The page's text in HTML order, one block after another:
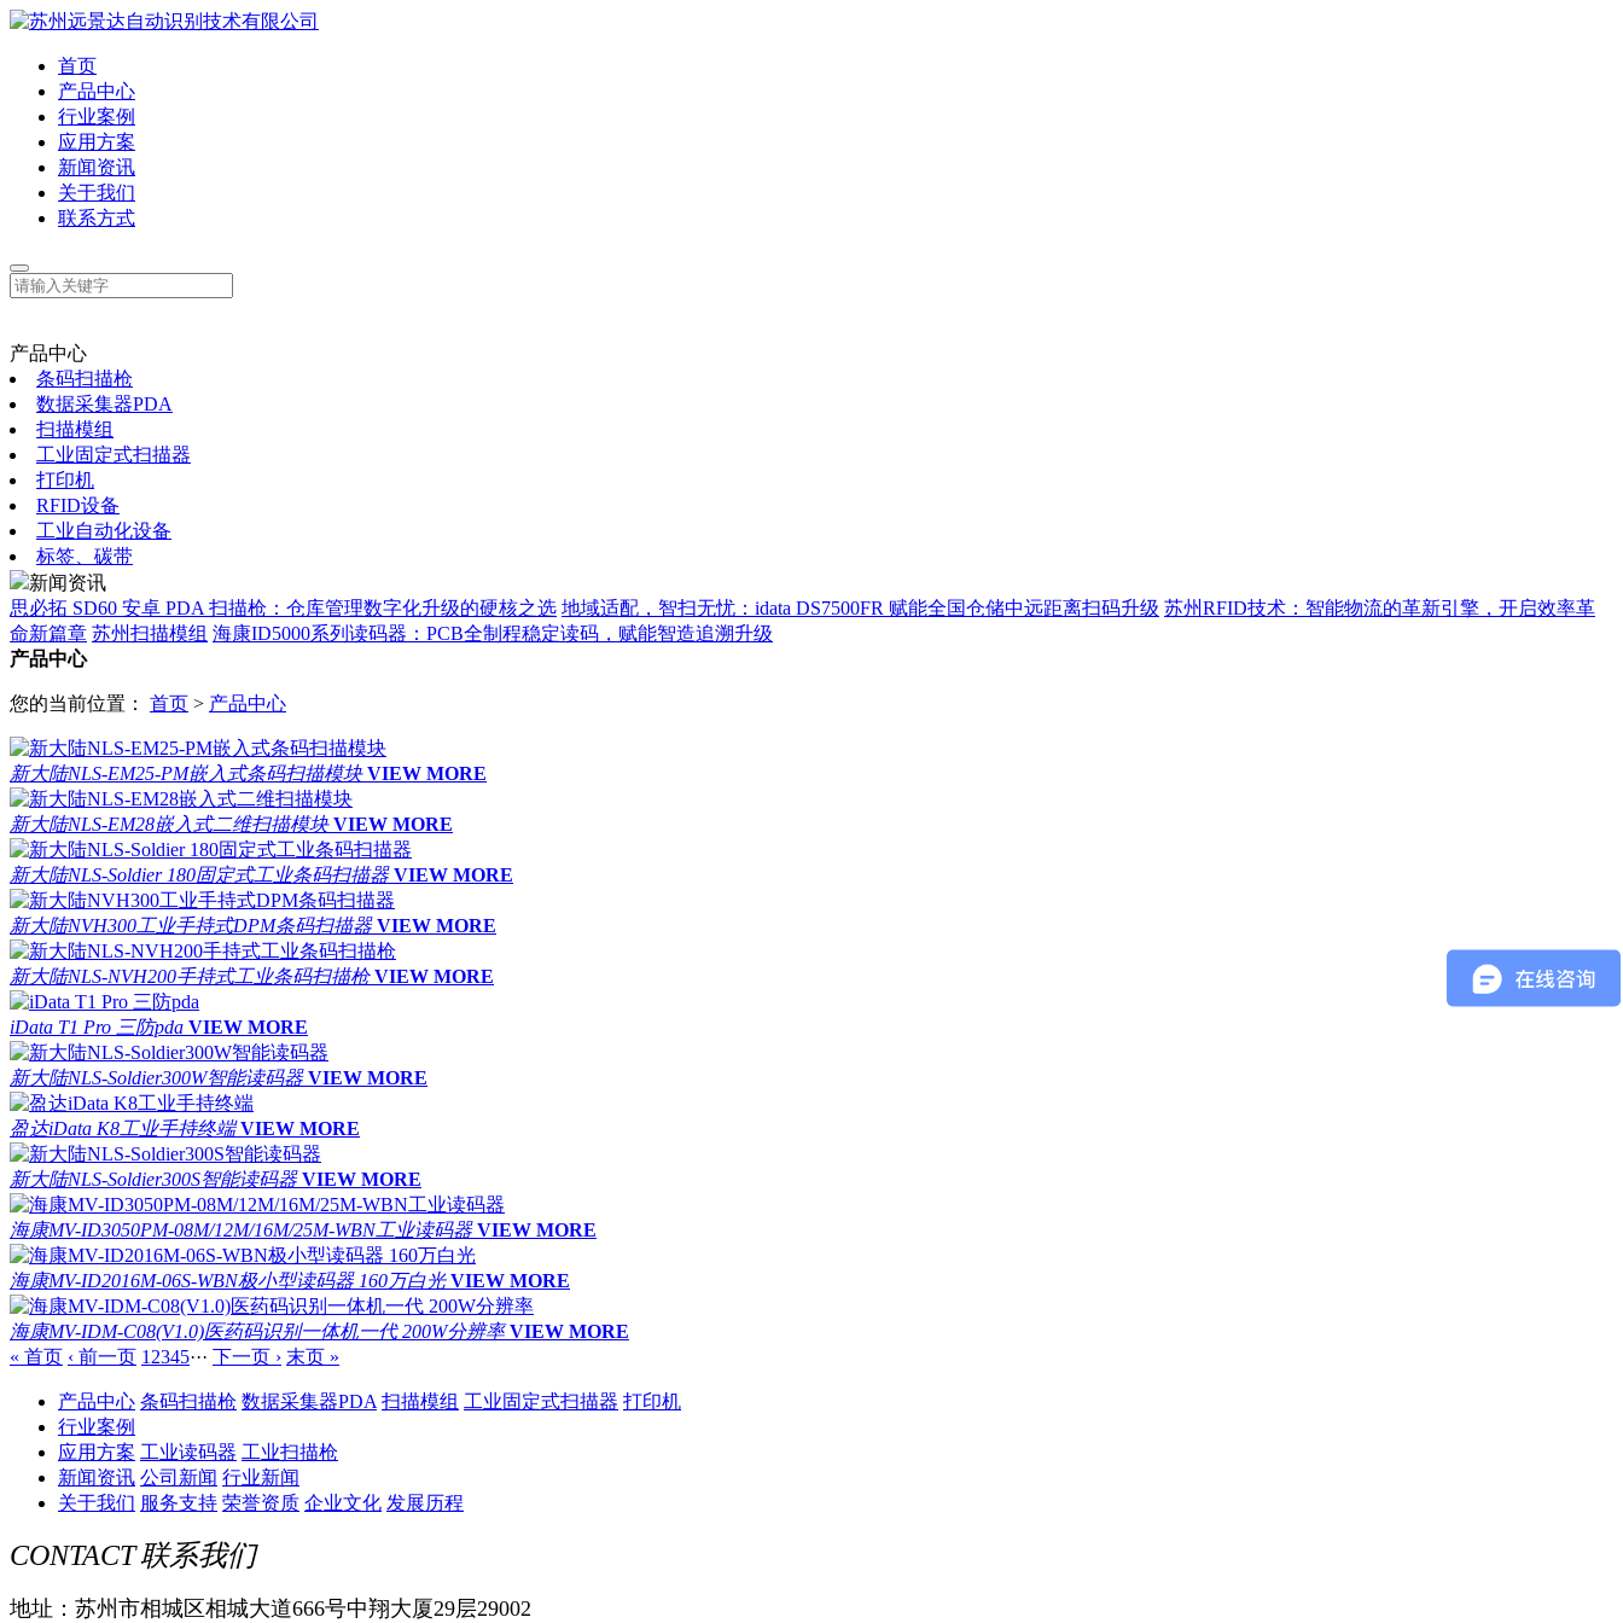
首页
产品中心
行业案例
应用方案
新闻资讯
关于我们
联系方式
产品中心
条码扫描枪
数据采集器PDA
扫描模组
工业固定式扫描器
打印机
RFID设备
工业自动化设备
标签、碳带
新闻资讯
思必拓 SD60 安卓 PDA 扫描枪：仓库管理数字化升级的硬核之选 地域适配，智扫无忧：idata DS7500FR 赋能全国仓储中远距离扫码升级 苏州RFID技术：智能物流的革新引擎，开启效率革
命新篇章 苏州扫描模组 海康ID5000系列读码器：PCB全制程稳定读码，赋能智造追溯升级
产品中心
您的当前位置： 首页 > 产品中心
新大陆NLS-EM25-PM嵌入式条码扫描模块 VIEW MORE
新大陆NLS-EM28嵌入式二维扫描模块 VIEW MORE
新大陆NLS-Soldier 180固定式工业条码扫描器 VIEW MORE
新大陆NVH300工业手持式DPM条码扫描器 VIEW MORE
新大陆NLS-NVH200手持式工业条码扫描枪 VIEW MORE
iData T1 Pro 三防pda VIEW MORE
新大陆NLS-Soldier300W智能读码器 VIEW MORE
盈达iData K8工业手持终端 VIEW MORE
新大陆NLS-Soldier300S智能读码器 VIEW MORE
海康MV-ID3050PM-08M/12M/16M/25M-WBN工业读码器 VIEW MORE
海康MV-ID2016M-06S-WBN极小型读码器 160万白光 VIEW MORE
海康MV-IDM-C08(V1.0)医药码识别一体机一代 200W分辨率 VIEW MORE
« 首页 ‹ 前一页 1 2345··· 下一页 › 末页 »
产品中心 条码扫描枪 数据采集器PDA 扫描模组 工业固定式扫描器 打印机
行业案例
应用方案 工业读码器 工业扫描枪
新闻资讯 公司新闻 行业新闻
关于我们 服务支持 荣誉资质 企业文化 发展历程
CONTACT联系我们
地址：苏州市相城区相城大道666号中翔大厦29层29002